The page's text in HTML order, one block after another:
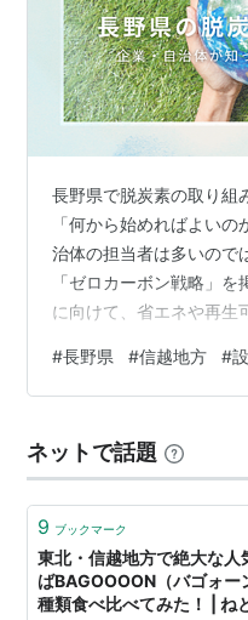
長野県で脱炭素の取り組
「何から始めればよい
治体の担当者は多いので
「ゼロカーボン戦略」
に向けて、省エネや再生
は、2030年までの重点
なゼロカーボンの普及や
ーボン戦略～第四次長野
一次長野県脱炭素社会づ
え、脱炭素をいきなり大
#長野県 #信越地方 #
ネットで話題
9 ブックマーク
東北・信越地方で絶大な人
ばBAGOOOON（バゴォー
種類食べ比べてみた！ | ね